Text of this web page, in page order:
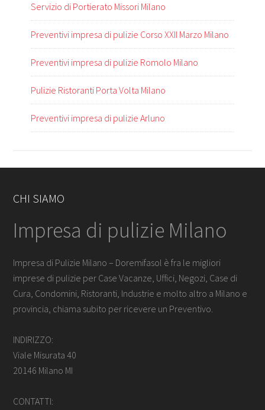
Servizio di Portierato Missori Milano
Preventivi impresa di pulizie Corso XXII Marzo Milano
Preventivi impresa di pulizie Romolo Milano
Pulizie Ristoranti Porta Volta Milano
Preventivi impresa di pulizie Arluno
CHI SIAMO
Impresa di pulizie Milano
Impresa di Pulizie Milano – Doremifasol è fra le migliori
imprese di pulizie per Case Vacanze, Uffici, Negozi, Case di
Cura, Condomini, Ristoranti, Industrie e molto altro a Milano e
provincia, chiama subito per ricevere un Preventivo.
INDIRIZZO:
Viale Misurata 40
20146 Milano MI
CONTATTI: